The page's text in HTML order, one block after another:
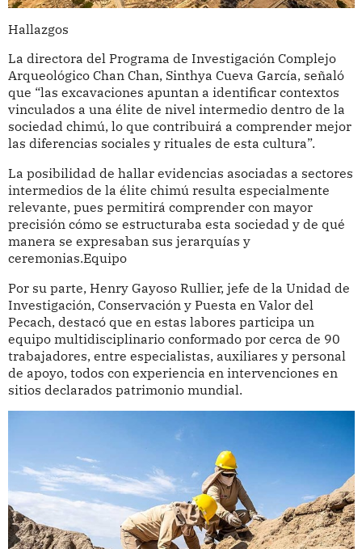
Hallazgos
La directora del Programa de Investigación Complejo
Arqueológico Chan Chan, Sinthya Cueva García, señaló
que “las excavaciones apuntan a identificar contextos
vinculados a una élite de nivel intermedio dentro de la
sociedad chimú, lo que contribuirá a comprender mejor
las diferencias sociales y rituales de esta cultura”.
La posibilidad de hallar evidencias asociadas a sectores
intermedios de la élite chimú resulta especialmente
relevante, pues permitirá comprender con mayor
precisión cómo se estructuraba esta sociedad y de qué
manera se expresaban sus jerarquías y
ceremonias.Equipo
Por su parte, Henry Gayoso Rullier, jefe de la Unidad de
Investigación, Conservación y Puesta en Valor del
Pecach, destacó que en estas labores participa un
equipo multidisciplinario conformado por cerca de 90
trabajadores, entre especialistas, auxiliares y personal
de apoyo, todos con experiencia en intervenciones en
sitios declarados patrimonio mundial.